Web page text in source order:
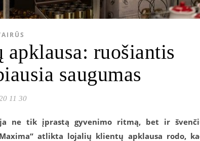
ruošiantis
saugumas
11 30
ne tik įprastą gyvenimo ritmą, bet ir
atlikta lojalių klientų apklausa rodo,